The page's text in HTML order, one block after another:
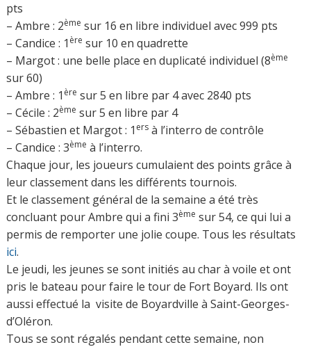
pts
– Ambre : 2ème sur 16 en libre individuel avec 999 pts
– Candice : 1 ère sur 10 en quadrette
– Margot : une belle place en duplicaté individuel (8ème
sur 60)
– Ambre : 1 ère sur 5 en libre par 4 avec 2840 pts
– Cécile : 2ème sur 5 en libre par 4
– Sébastien et Margot : 1 ersà l’interro de contrôle
– Candice : 3ème à l’interro.
Chaque jour, les joueurs cumulaient des points grâce à
leur classement dans les différents tournois.
Et le classement général de la semaine a été très
concluant pour Ambre qui a fini 3ème sur 54, ce qui lui a
permis de remporter une jolie coupe. Tous les résultats
ici.
Le jeudi, les jeunes se sont initiés au char à voile et ont
pris le bateau pour faire le tour de Fort Boyard. Ils ont
aussi effectué la visite de Boyardville à Saint-Georges-
d’Oléron.
Tous se sont régalés pendant cette semaine, non